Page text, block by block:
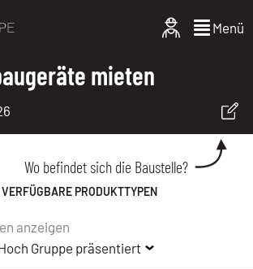
Menü
mieten
Wo befindet sich die Baustelle?
VERFÜGBARE PRODUKTTYPEN
anzeigen
Gruppe präsentiert